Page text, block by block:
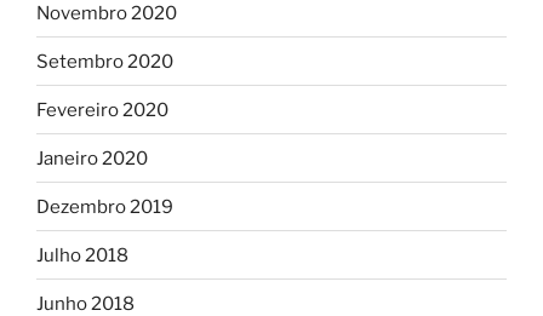
Novembro 2020
Setembro 2020
Fevereiro 2020
Janeiro 2020
Dezembro 2019
Julho 2018
Junho 2018